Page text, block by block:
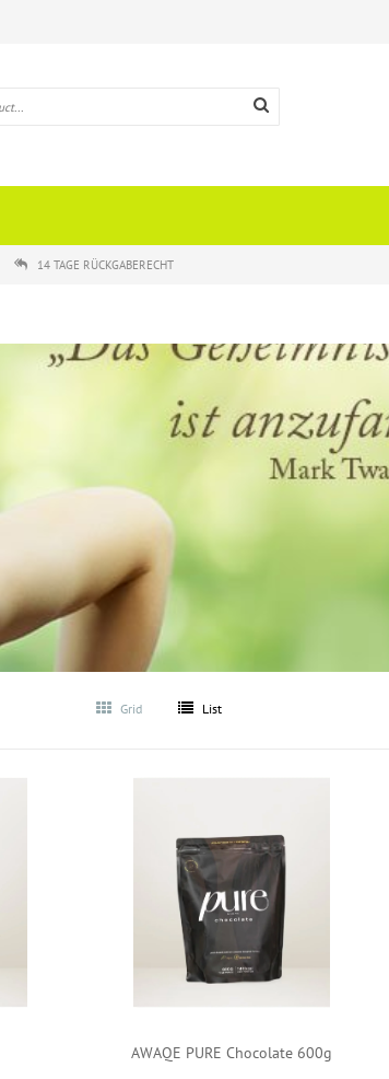
14 TAGE RÜCKGABERECHT
Grid List
AWAQE PURE Chocolate 600g